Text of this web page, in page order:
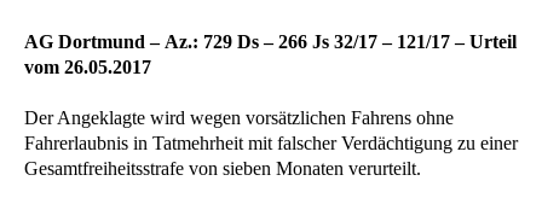
AG Dortmund – Az.: 729 Ds – 266 Js 32/17 – 121/17 – Urteil
vom 26.05.2017
Der Angeklagte wird wegen vorsätzlichen Fahrens ohne
Fahrerlaubnis in Tatmehrheit mit falscher Verdächtigung zu einer
Gesamtfreiheitsstrafe von sieben Monaten verurteilt.